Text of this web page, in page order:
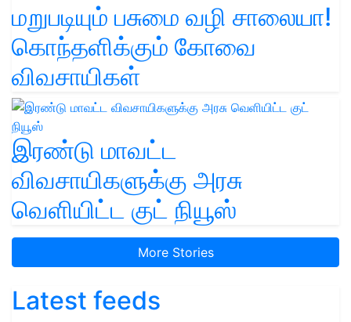
மறுபடியும் பசுமை வழி சாலையா!
கொந்தளிக்கும் கோவை
விவசாயிகள்
இரண்டு மாவட்ட
விவசாயிகளுக்கு அரசு
வெளியிட்ட குட் நியூஸ்
More Stories
Latest feeds